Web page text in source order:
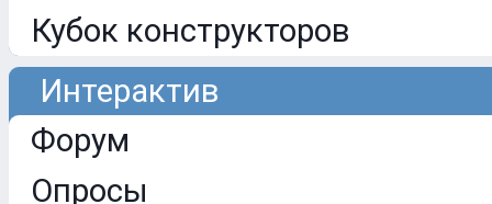
Кубок конструкторов
Интерактив
Форум
Опросы